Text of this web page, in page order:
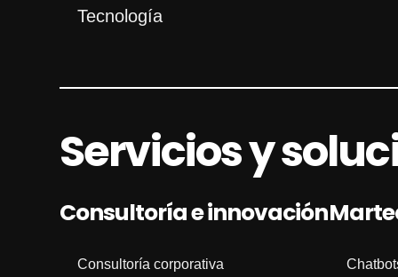
Tecnología
Servicios y
Consultoría e innovación
Consultoría corporativa